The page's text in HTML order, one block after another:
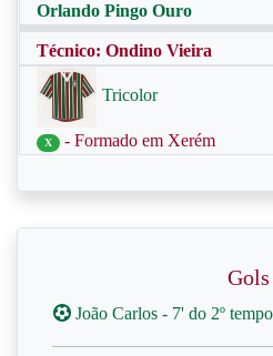
Orlando Pingo Ouro
Técnico: Ondino Vieira
Tricolor
X - Formado em Xerém
Gols
João Carlos - 7' do 2º tempo